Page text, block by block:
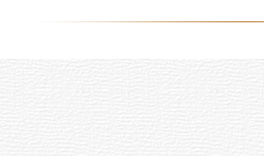
избран депутатом Госдумы РФ и